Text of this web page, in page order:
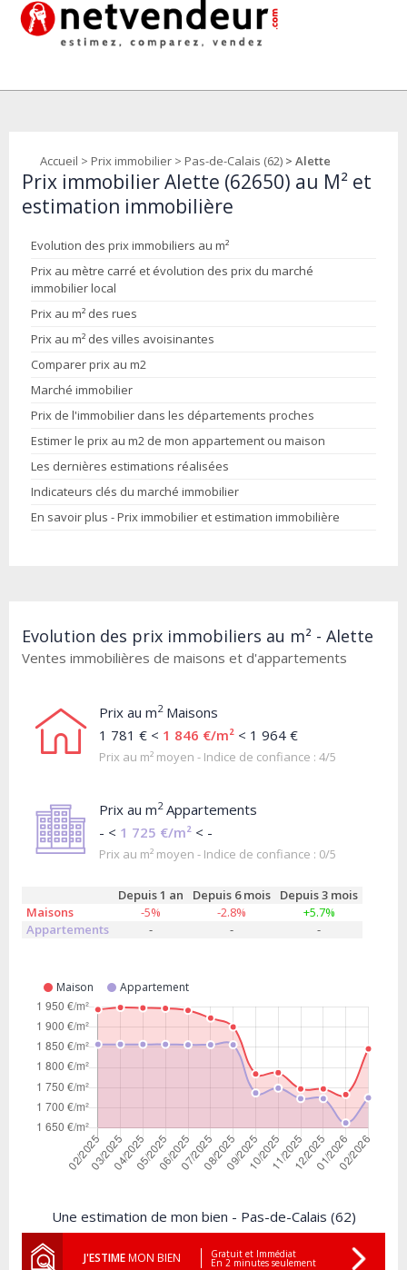
Accueil > Prix immobilier > Pas-de-Calais (62) > Alette
Prix immobilier Alette (62650) au M² et
estimation immobilière
Evolution des prix immobiliers au m²
Prix au mètre carré et évolution des prix du marché
immobilier local
Prix au m² des rues
Prix au m² des villes avoisinantes
Comparer prix au m2
Marché immobilier
Prix de l'immobilier dans les départements proches
Estimer le prix au m2 de mon appartement ou maison
Les dernières estimations réalisées
Indicateurs clés du marché immobilier
En savoir plus - Prix immobilier et estimation immobilière
Evolution des prix immobiliers au m² - Alette
Ventes immobilières de maisons et d'appartements
Prix au m2Maisons
1 781 € < 1 846 €/m² < 1 964 €
Prix au m² moyen - Indice de confiance : 4/5
Prix au m2Appartements
- < 1 725 €/m² < -
Prix au m² moyen - Indice de confiance : 0/5
Depuis 1 an Depuis 6 mois
Depuis 3 mois
Maisons
-5% -2.8%
+5.7%
Appartements
- - -
Maison Appartement
Une estimation de mon bien - Pas-de-Calais (62)
J'ESTIMEMON BIEN Gratuit et Immédiat
En 2 minutes seulement